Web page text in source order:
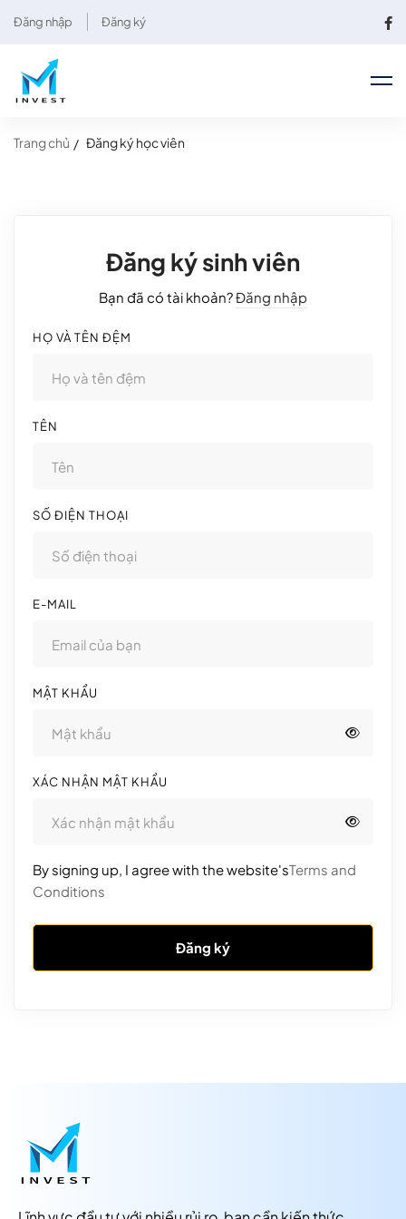
Đăng nhập Đăng ký
Trang chủ Đăng ký học viên
Đăng ký sinh viên
Bạn đã có tài khoản?Đăng nhập
HỌ VÀ TÊN ĐỆM
TÊN
SỐ ĐIỆN THOẠI
E-MAIL
MẬT KHẨU
XÁC NHẬN MẬT KHẨU
By signing up, I agree with the website'sTerms and
Conditions
Đăng ký